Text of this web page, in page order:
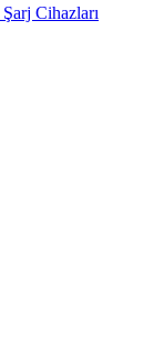
Cihazları